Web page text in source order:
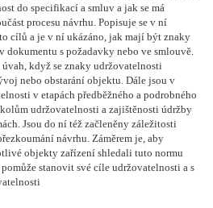
do specifikací a smluv a jak se má
procesu návrhu. Popisuje se v ní
cílů a je v ní ukázáno, jak mají být znaky
s požadavky nebo ve smlouvě.
když se znaky udržovatelnosti
nebo obstarání objektu. Dále jsou v
v etapách předběžného a podrobného
udržovatelnosti a zajištěnosti údržby
Jsou do ní též začleněny záležitosti
návrhu. Záměrem je, aby
objekty zařízení shledali tuto normu
stanovit své cíle udržovatelnosti a s